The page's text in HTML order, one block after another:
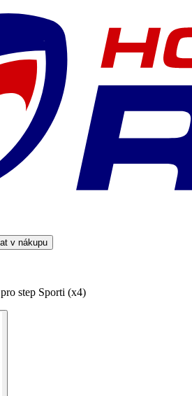
v nákupu
step Sporti (x4)